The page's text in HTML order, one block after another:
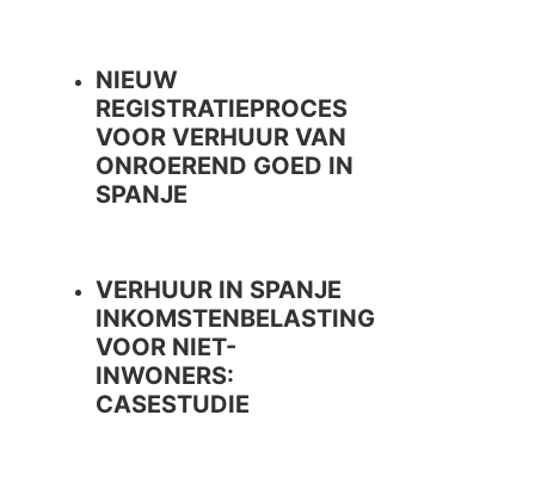
NIEUW
REGISTRATIEPROCES
VOOR VERHUUR VAN
ONROEREND GOED IN
SPANJE
VERHUUR IN SPANJE
INKOMSTENBELASTING
VOOR NIET-
INWONERS:
CASESTUDIE